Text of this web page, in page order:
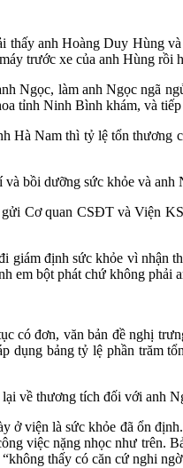
thấy anh Hoàng Duy Hùng
trước xe của anh Hùng rồi
Ngọc, làm anh Ngọc ngã
tỉnh Ninh Bình khám, và
Hà Nam thì tỷ lệ tổn
bồi dưỡng sức khỏe và
Cơ quan CSĐT và Viện
giám định sức khỏe vì
em bột phát chứ không phải
có đơn, văn bản đề nghị
dụng bảng tỷ lệ phần trăm
về thương tích đối với anh
viện là sức khỏe đã ổn
việc nặng nhọc như trên.
thấy có căn cứ nghi